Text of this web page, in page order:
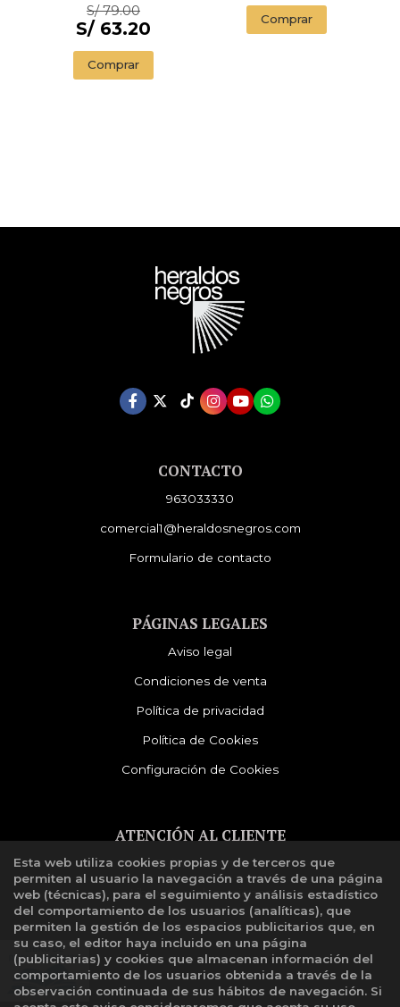
S/ 79.00
S/ 63.20
Comprar
Comprar
CONTACTO
963033330
comercial1@heraldosnegros.com
Formulario de contacto
PÁGINAS LEGALES
Aviso legal
Condiciones de venta
Política de privacidad
Política de Cookies
Configuración de Cookies
ATENCIÓN AL CLIENTE
Quiénes somos
Libro de reclamaciones
Esta web utiliza cookies propias y de terceros que
permiten al usuario la navegación a través de una página
web (técnicas), para el seguimiento y análisis estadístico
del comportamiento de los usuarios (analíticas), que
permiten la gestión de los espacios publicitarios que, en
su caso, el editor haya incluido en una página
(publicitarias) y cookies que almacenan información del
comportamiento de los usuarios obtenida a través de la
observación continuada de sus hábitos de navegación. Si